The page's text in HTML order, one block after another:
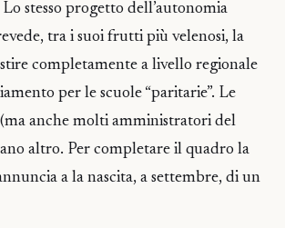
stesso progetto dell’autonomia
tra i suoi frutti più velenosi, la
completamente a livello regionale
per le scuole “paritarie”. Le
anche molti amministratori del
altro. Per completare il quadro la
a la nascita, a settembre, di un